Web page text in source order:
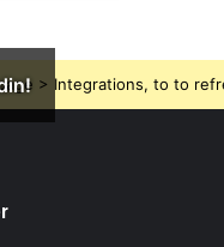
> Integrations, to to